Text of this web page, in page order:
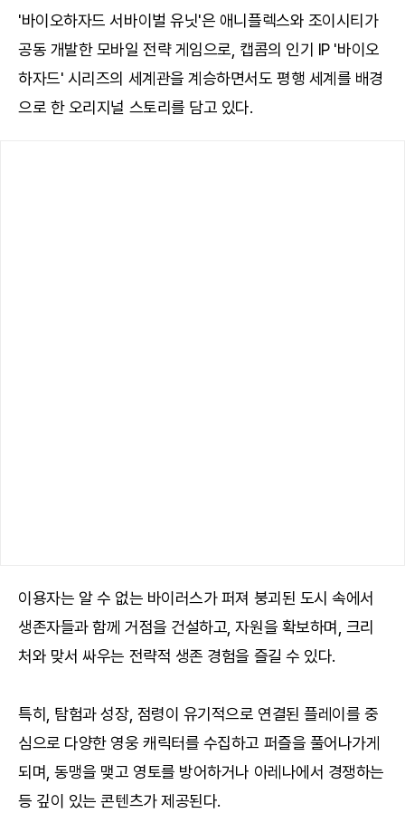
'바이오하자드 서바이벌 유닛'은 애니플렉스와 조이시티가
공동 개발한 모바일 전략 게임으로, 캡콤의 인기 IP '바이오
하자드' 시리즈의 세계관을 계승하면서도 평행 세계를 배경
으로 한 오리지널 스토리를 담고 있다.
이용자는 알 수 없는 바이러스가 퍼져 붕괴된 도시 속에서
생존자들과 함께 거점을 건설하고, 자원을 확보하며, 크리
처와 맞서 싸우는 전략적 생존 경험을 즐길 수 있다.
특히, 탐험과 성장, 점령이 유기적으로 연결된 플레이를 중
심으로 다양한 영웅 캐릭터를 수집하고 퍼즐을 풀어나가게
되며, 동맹을 맺고 영토를 방어하거나 아레나에서 경쟁하는
등 깊이 있는 콘텐츠가 제공된다.